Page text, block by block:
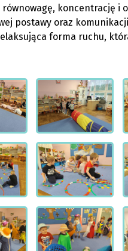
koncentrację i
postawy oraz
forma ruchu,